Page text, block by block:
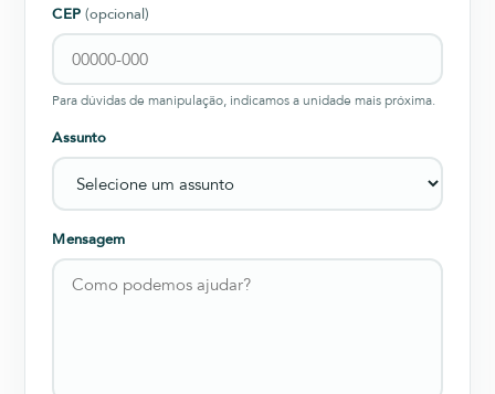
CEP (opcional)
Para dúvidas de manipulação, indicamos a unidade mais próxima.
Assunto
Mensagem